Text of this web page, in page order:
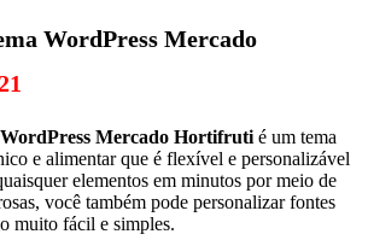
WordPress Mercado
Mercado Hortifruti é um tema
e alimentar que é flexível e personalizável
elementos em minutos por meio de
você também pode personalizar fontes
muito fácil e simples.